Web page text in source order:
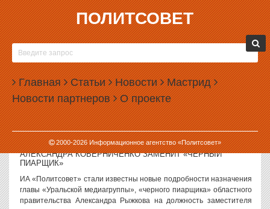
ПОЛИТСОВЕТ
Главная Статьи Новости Мастрид
Новости партнеров О проекте
2000-2026Информационное агентство «Политсовет»
13.01.2004, 15:49
СОСТОЯЛОСЬ ЗАСЕДАНИЕ КОМИССИЙ ГОРОДСКОЙ ДУМЫ
ЕКАТЕРИНБУРГА
Сегодня состоялось совместное заседание комиссий по
правоохранительной деятельности и по социальной политике
городской Думы Екатеринбурга. На повестку дня было вынесено
три вопроса: об организации...
13.01.2004, 15:25
АЛЕКСАНДРА КОБЕРНИЧЕНКО ЗАМЕНИТ «ЧЕРНЫЙ
ПИАРЩИК»
ИА «Политсовет» стали известны новые подробности назначения
главы «Уральской медиагруппы», «черного пиарщика» областного
правительства Александра Рыжкова на должность заместителя